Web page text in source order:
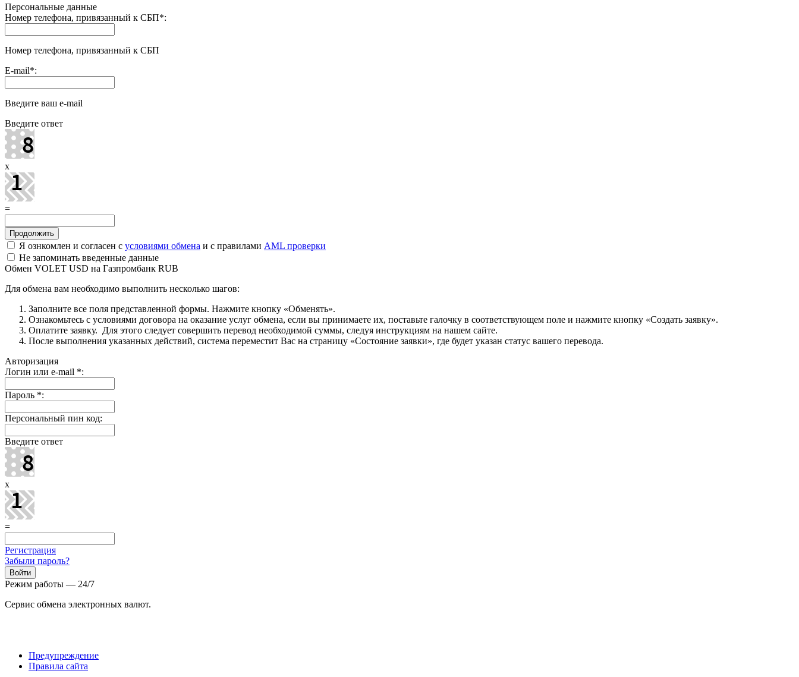
Персональные данные
Номер телефона, привязанный к СБП*:
Номер телефона, привязанный к СБП
E-mail*:
Введите ваш e-mail
Введите ответ
x
=
Я ознкомлен и согласен с условиями обмена и с правилами AML проверки
Не запоминать введенные данные
Обмен VOLET USD на Газпромбанк RUB
Для обмена вам необходимо выполнить несколько шагов:
Заполните все поля представленной формы. Нажмите кнопку «Обменять».
Ознакомьтесь с условиями договора на оказание услуг обмена, если вы принимаете их, поставьте галочку в соответствующем поле и нажмите кнопку «Создать заявку».
Оплатите заявку. Для этого следует совершить перевод необходимой суммы, следуя инструкциям на нашем сайте.
После выполнения указанных действий, система переместит Вас на страницу «Состояние заявки», где будет указан статус вашего перевода.
Авторизация
Логин или e-mail *:
Пароль *:
Персональный пин код:
Введите ответ
x
=
Регистрация
Забыли пароль?
Режим работы — 24/7
Сервис обмена электронных валют.
Предупреждение
Правила сайта